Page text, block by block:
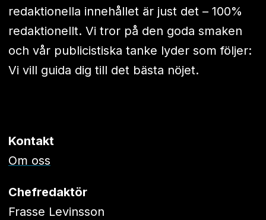
redaktionella innehållet är just det – 100%
redaktionellt. Vi tror på den goda smaken
och vår publicistiska tanke lyder som följer:
Vi vill guida dig till det bästa nöjet.
Kontakt
Om oss
Chefredaktör
Frasse Levinsson